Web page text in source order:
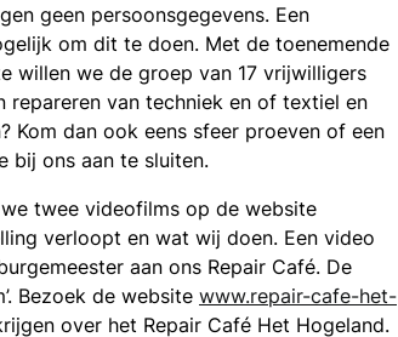
geen persoonsgegevens. Een
om dit te doen. Met de toenemende
willen we de groep van 17 vrijwilligers
van techniek en of textiel en
Kom dan ook eens sfeer proeven of een
bij ons aan te sluiten.
twee videofilms op de website
verloopt en wat wij doen. Een video
aan ons Repair Café. De
Bezoek de website www.repair-cafe-het-
over het Repair Café Het Hogeland.